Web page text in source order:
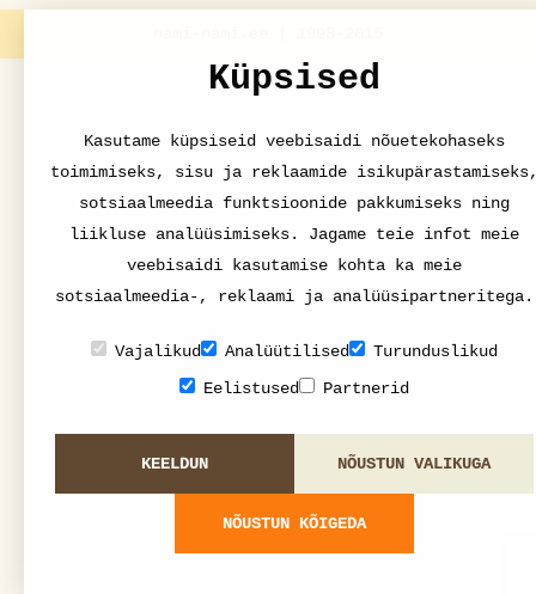
Küpsised
Kasutame küpsiseid veebisaidi nõuetekohaseks
toimimiseks, sisu ja reklaamide
sotsiaalmeedia funktsioonide pakkumiseks ning
liikluse analüüsimiseks. Jagame teie infot meie
veebisaidi kasutamise kohta ka meie
sotsiaalmeedia-, reklaami ja analüüsipartneritega.
Vajalikud Analüütilised
Turunduslikud
Eelistused
Partnerid
KEELDUN NÕUSTUN VALIKUGA
NÕUSTUN KÕIGEDA